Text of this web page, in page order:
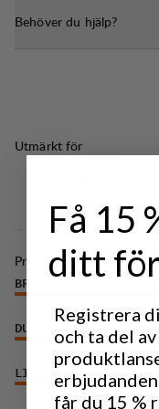
Behöver du hjälp?
Utmärkt för
Prestanda
BREATHABILITY
DURABILITY /6
LIGHTWEIGHT 6
Få 15
ditt
Registrera
och ta del
får du 15 %